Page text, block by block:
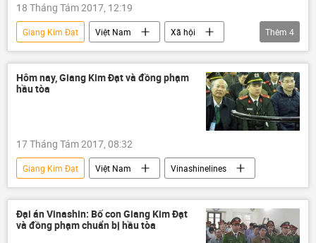
18 Tháng Tám 2017, 12:19
Giang Kim Đạt Việt Nam
Xã hội
Thời sự
Vinashinelines
tham nhũng
hình phạt tử hình
Thêm 4
Hôm nay, Giang Kim Đạt và đồng phạm
hầu tòa
17 Tháng Tám 2017, 08:32
Giang Kim Đạt Việt Nam Vinashinelines
Đại án Vinashin: Bố con Giang Kim Đạt
và đồng phạm chuẩn bị hầu tòa